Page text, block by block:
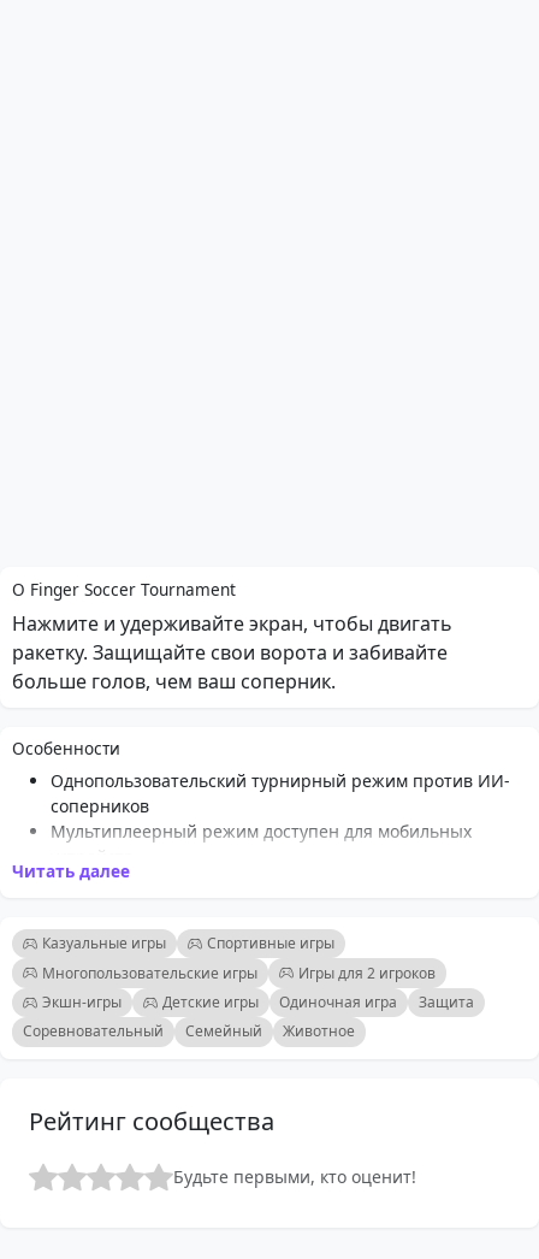
О Finger Soccer Tournament
Нажмите и удерживайте экран, чтобы двигать
ракетку. Защищайте свои ворота и забивайте
больше голов, чем ваш соперник.
Особенности
Однопользовательский турнирный режим против ИИ-
соперников
Мультиплеерный режим доступен для мобильных
устройств
Интуитивно понятные сенсорные управления для
Увлекательные матчи с быстрыми игровыми сессиями
Выбирайте из множества команд для соревнований
Захватывающая графика и звуковые эффекты на
футбольную тематику
Идеально подходит как для казуальных игроков, так и
похвалу
Читать далее
Казуальные игры
Спортивные игры
Многопользовательские игры
Игры для 2 игроков
Экшн-игры
Детские игры Одиночная игра
Защита
Соревновательный
Семейный Животное
Рейтинг сообщества
Будьте первыми, кто оценит!